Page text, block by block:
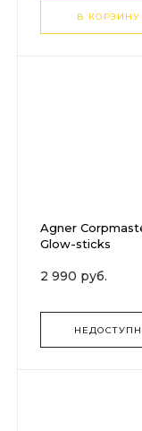
В КОРЗИНУ
Agner
Glow-sticks
2 990 руб.